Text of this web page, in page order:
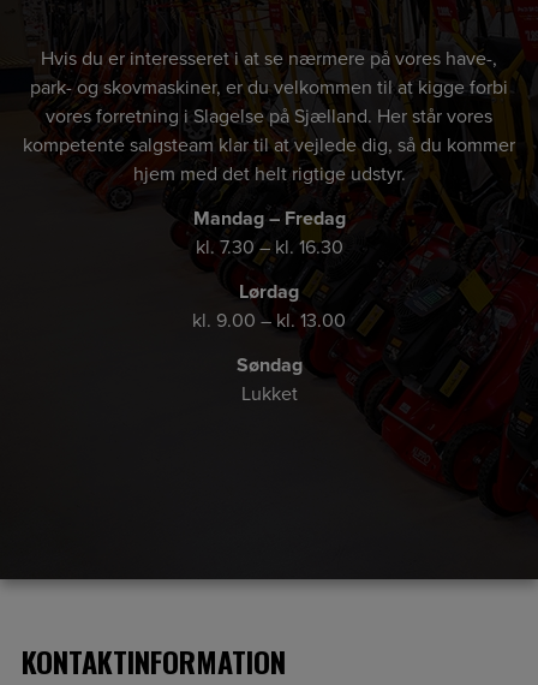
Hvis du er interesseret i at se nærmere på vores have-,
park- og skovmaskiner, er du velkommen til at kigge forbi
vores forretning i Slagelse på Sjælland. Her står vores
kompetente salgsteam klar til at vejlede dig, så du kommer
hjem med det helt rigtige udstyr.
Mandag – Fredag
kl. 7.30 – kl. 16.30
Lørdag
kl. 9.00 – kl. 13.00
Søndag
Lukket
KONTAKTINFORMATION